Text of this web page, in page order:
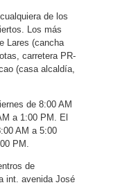
de los
Los más
Lares (cancha
carretera PR-
(casa alcaldía,
de 8:00 AM
a 1:00 PM. El
AM a 5:00
PM.
de
int. avenida José